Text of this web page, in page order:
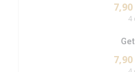
7,90
4
7,90